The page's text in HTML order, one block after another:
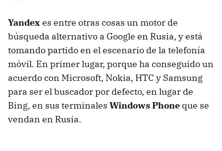
Yandexes entre otras cosas un motor de
búsqueda alternativo a Google en Rusia, y está
tomando partido en el escenario de la telefonía
móvil. En primer lugar, porque ha conseguido un
acuerdo con Microsoft, Nokia, HTC y Samsung
para ser el buscador por defecto, en lugar de
Bing, en sus terminales Windows Phone que se
vendan en Rusia.